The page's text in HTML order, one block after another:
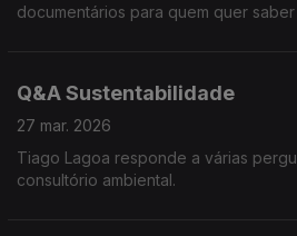
documentários para quem quer
Q&A Sustentabilidade
27 mar. 2026
Tiago Lagoa responde a várias
consultório ambiental.